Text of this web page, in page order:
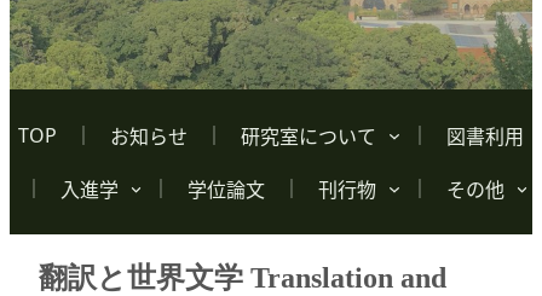
TOP お知らせ 研究室について
図書利用
入進学
学位論文 刊行物 その他
翻訳と世界文学 Translation and